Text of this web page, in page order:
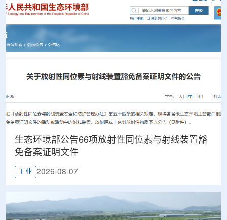
生态环境部公告66项放射性同位素与射线装置豁
免备案证明文件
工业 2026-08-07